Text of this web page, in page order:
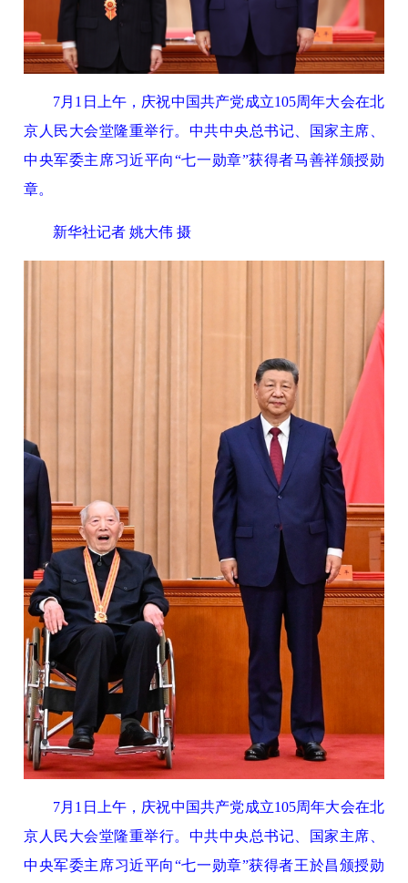
7月1日上午，庆祝中国共产党成立105周年大会在北
京人民大会堂隆重举行。中共中央总书记、国家主席、
中央军委主席习近平向“七一勋章”获得者马善祥颁授勋
章。
新华社记者 姚大伟 摄
7月1日上午，庆祝中国共产党成立105周年大会在北
京人民大会堂隆重举行。中共中央总书记、国家主席、
中央军委主席习近平向“七一勋章”获得者王於昌颁授勋